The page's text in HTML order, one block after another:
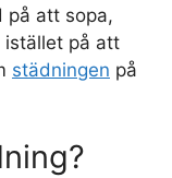
på att sopa,
istället på att
städningen på